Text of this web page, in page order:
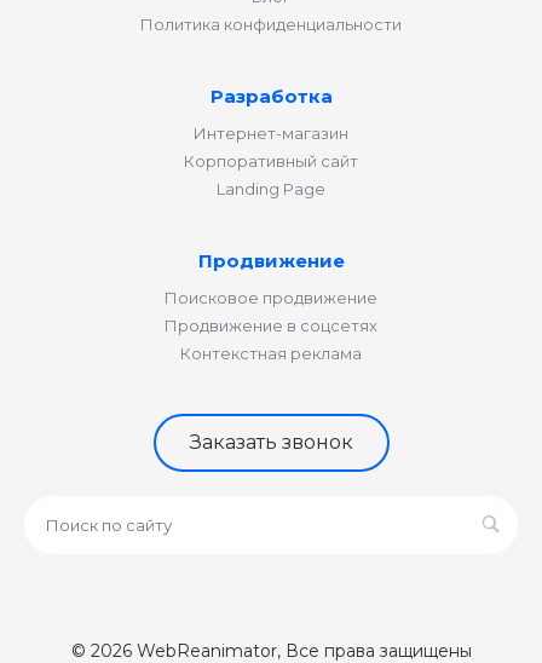
Политика конфиденциальности
Разработка
Интернет-магазин
Корпоративный сайт
Landing Page
Продвижение
Поисковое продвижение
Продвижение в соцсетях
Контекстная реклама
Заказать звонок
© 2026 WebReanimator, Все права защищены